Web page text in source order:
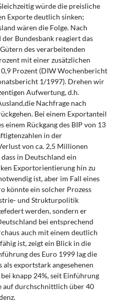
würde die preisliche
Exporte deutlich sinken;
wären die Folge. Nach
Bundesbank reagiert das
des verarbeitenden
mit einer zusätzlichen
Prozent (DIW Wochenbericht
1/1997). Drehen wir
Aufwertung, d.h.
Nachfrage nach
Bei einem Exportanteil
einem Rückgang des BIP von 13
in der
von ca. 2,5 Millionen
in Deutschland ein
Exportorientierung hin zu
ist, aber im Fall eines
könnte ein solcher Prozess
und Strukturpolitik
werden, sondern er
bei entsprechend
auch mit einem deutlich
ist, zeigt ein Blick in die
des Euro 1999 lag die
exportstark angesehenen
knapp 24%, seit Einführung
auf durchschnittlich über 40